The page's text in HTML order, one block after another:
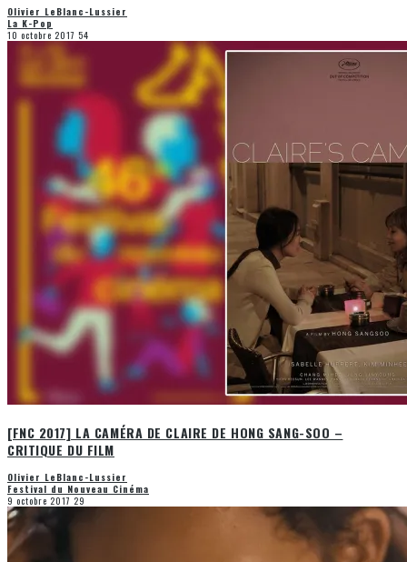
Olivier LeBlanc-Lussier
La K-Pop
10 octobre 2017 54
[FNC 2017] LA CAMÉRA DE CLAIRE DE HONG SANG-SOO –
CRITIQUE DU FILM
Olivier LeBlanc-Lussier
Festival du Nouveau Cinéma
9 octobre 2017 29